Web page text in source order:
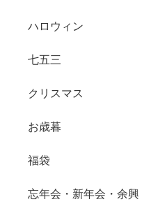
ハロウィン
七五三
クリスマス
お歳暮
福袋
忘年会・新年会・余興